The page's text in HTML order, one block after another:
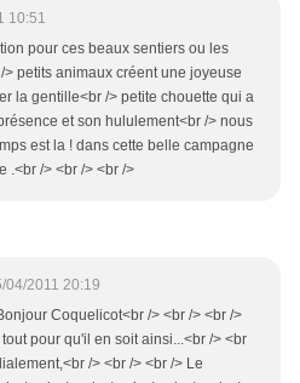
10:51
pour ces beaux sentiers ou les
petits animaux créent une joyeuse
la gentille<br /> petite chouette qui a
et son hululement<br /> nous
est la ! dans cette belle campagne
.<br /> <br /> <br />
04/2011 20:19
Coquelicot<br /> <br /> <br />
pour qu'il en soit ainsi...<br /> <br
/> <br /> <br /> Le